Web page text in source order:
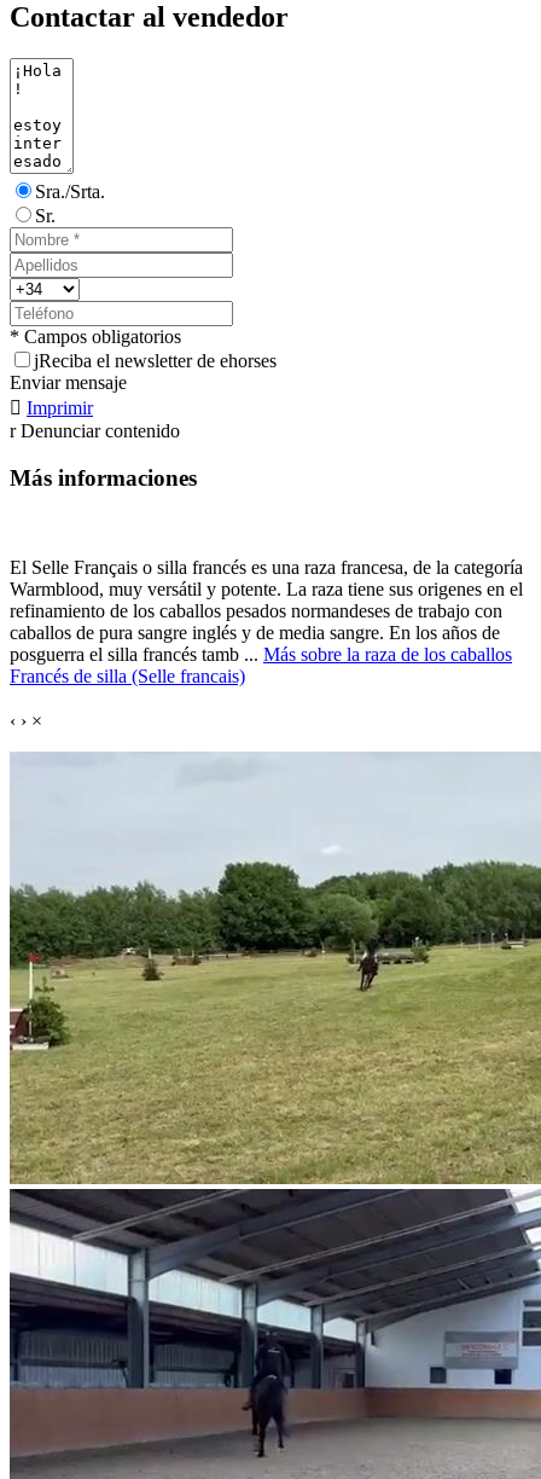
Contactar al vendedor
Sra./Srta.
Sr.
* Campos obligatorios
jReciba el newsletter de ehorses
Enviar mensaje
 Imprimir
r Denunciar contenido
Más informaciones
El Selle Français o silla francés es una raza francesa, de la categoría
Warmblood, muy versátil y potente. La raza tiene sus origenes en el
refinamiento de los caballos pesados normandeses de trabajo con
caballos de pura sangre inglés y de media sangre. En los años de
posguerra el silla francés tamb ... Más sobre la raza de los caballos
Francés de silla (Selle francais)
‹ › ×